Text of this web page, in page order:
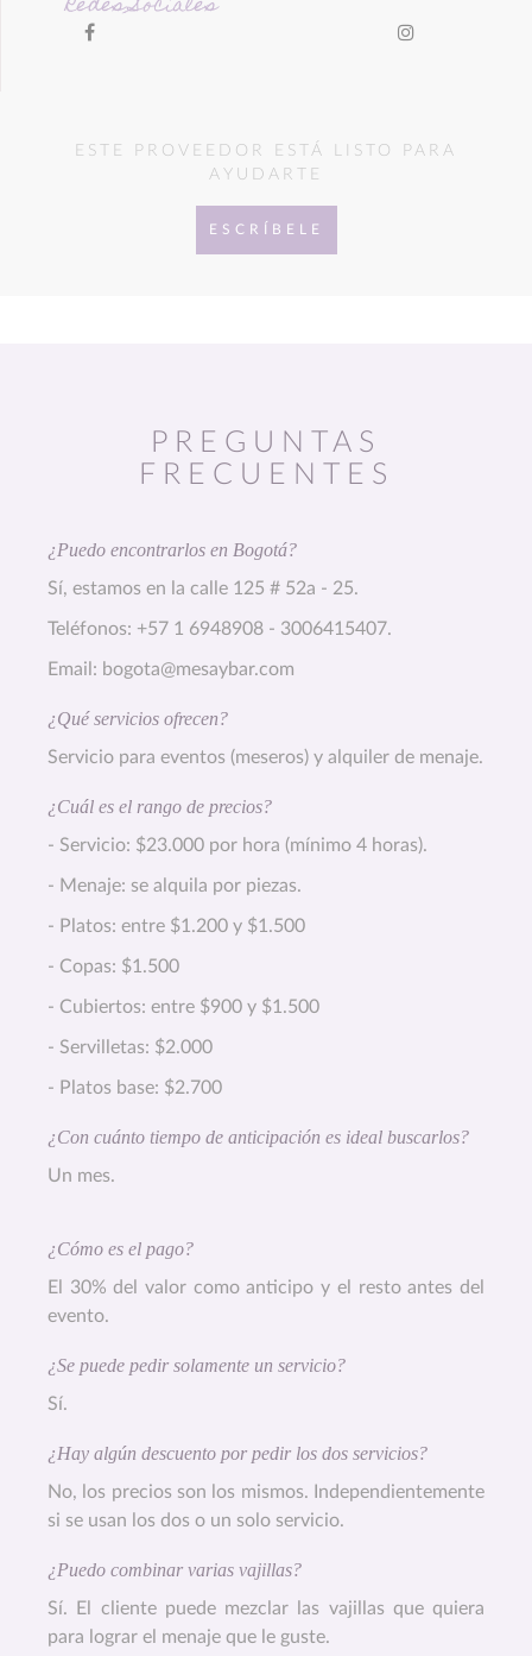
ESTE PROVEEDOR ESTÁ LISTO PARA
AYUDARTE
ESCRÍBELE
PREGUNTAS
FRECUENTES
¿Puedo encontrarlos en Bogotá?
Sí, estamos en la calle 125 # 52a - 25.
Teléfonos: +57 1 6948908 - 3006415407.
Email: bogota@mesaybar.com
¿Qué servicios ofrecen?
Servicio para eventos (meseros) y alquiler de menaje.
¿Cuál es el rango de precios?
- Servicio: $23.000 por hora (mínimo 4 horas).
- Menaje: se alquila por piezas.
- Platos: entre $1.200 y $1.500
- Copas: $1.500
- Cubiertos: entre $900 y $1.500
- Servilletas: $2.000
- Platos base: $2.700
¿Con cuánto tiempo de anticipación es ideal buscarlos?
Un mes.
¿Cómo es el pago?
El 30% del valor como anticipo y el resto antes del
evento.
¿Se puede pedir solamente un servicio?
Sí.
¿Hay algún descuento por pedir los dos servicios?
No, los precios son los mismos. Independientemente
si se usan los dos o un solo servicio.
¿Puedo combinar varias vajillas?
Sí. El cliente puede mezclar las vajillas que quiera
para lograr el menaje que le guste.